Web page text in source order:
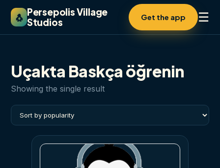
🐧 Persepolis Village
Studios
Get the app ☰
Uçakta Baskça öğrenin
Showing the single result